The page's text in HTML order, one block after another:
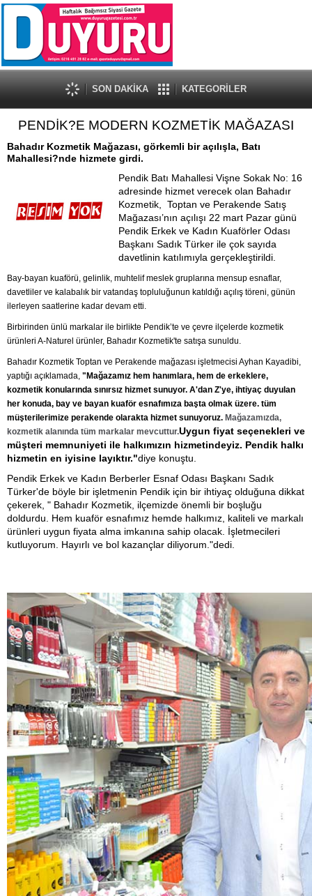
SON DAKİKA KATEGORİLER
PENDİK?E MODERN KOZMETİK MAĞAZASI
Bahadır Kozmetik Mağazası, görkemli bir açılışla, Batı
Mahallesi?nde hizmete girdi.
Pendik Batı Mahallesi Vişne Sokak No: 16
adresinde hizmet verecek olan Bahadır
Kozmetik, Toptan ve Perakende Satış
Mağazası’nın açılışı 22 mart Pazar günü
Pendik Erkek ve Kadın Kuaförler Odası
Başkanı Sadık Türker ile çok sayıda
davetlinin katılımıyla gerçekleştirildi.
Bay-bayan kuaförü, gelinlik, muhtelif meslek gruplarına mensup esnaflar,
davetliler ve kalabalık bir vatandaş topluluğunun katıldığı açılış töreni, günün
ilerleyen saatlerine kadar devam etti.
Birbirinden ünlü markalar ile birlikte Pendik’te ve çevre ilçelerde kozmetik
ürünleri A-Naturel ürünler, Bahadır Kozmetik'te satışa sunuldu.
Bahadır Kozmetik Toptan ve Perakende mağazası işletmecisi Ayhan Kayadibi,
yaptığı açıklamada, "Mağazamız hem hanımlara, hem de erkeklere,
kozmetik konularında sınırsız hizmet sunuyor. A'dan Z'ye, ihtiyaç duyulan
her konuda, bay ve bayan kuaför esnafımıza başta olmak üzere. tüm
müşterilerimize perakende olarakta hizmet sunuyoruz. Mağazamızda,
kozmetik alanında tüm markalar mevcuttur.Uygun fiyat seçenekleri ve
müşteri memnuniyeti ile halkımızın hizmetindeyiz. Pendik halkı
hizmetin en iyisine layıktır."diye konuştu.
Pendik Erkek ve Kadın Berberler Esnaf Odası Başkanı Sadık
Türker'de böyle bir işletmenin Pendik için bir ihtiyaç olduğuna dikkat
çekerek, " Bahadır Kozmetik, ilçemizde önemli bir boşluğu
doldurdu. Hem kuaför esnafımız hemde halkımız, kaliteli ve markalı
ürünleri uygun fiyata alma imkanına sahip olacak. İşletmecileri
kutluyorum. Hayırlı ve bol kazançlar diliyorum."dedi.